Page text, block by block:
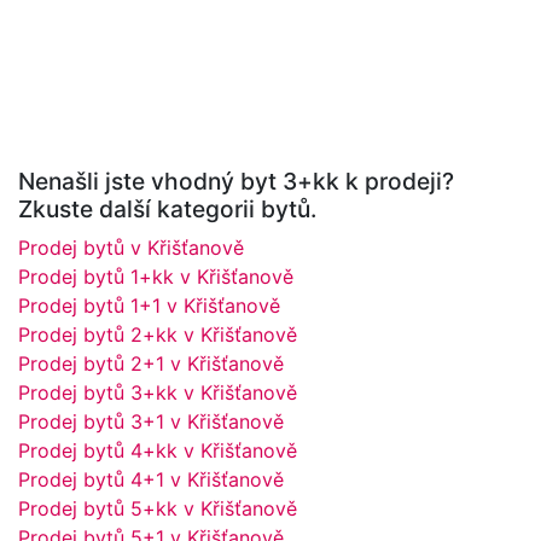
Nenašli jste vhodný byt 3+kk k prodeji?
Zkuste další kategorii bytů.
Prodej bytů v Křišťanově
Prodej bytů 1+kk v Křišťanově
Prodej bytů 1+1 v Křišťanově
Prodej bytů 2+kk v Křišťanově
Prodej bytů 2+1 v Křišťanově
Prodej bytů 3+kk v Křišťanově
Prodej bytů 3+1 v Křišťanově
Prodej bytů 4+kk v Křišťanově
Prodej bytů 4+1 v Křišťanově
Prodej bytů 5+kk v Křišťanově